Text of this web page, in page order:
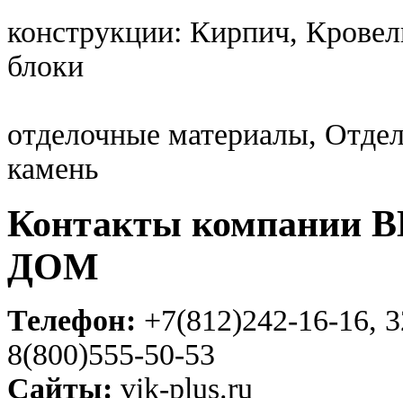
конструкции: Кирпич,
блоки
отделочные материалы,
камень
Контакты
ДОМ
Телефон: +7(812)242-16-16,
8(800)555-50-53
Сайты: vik-plus.ru